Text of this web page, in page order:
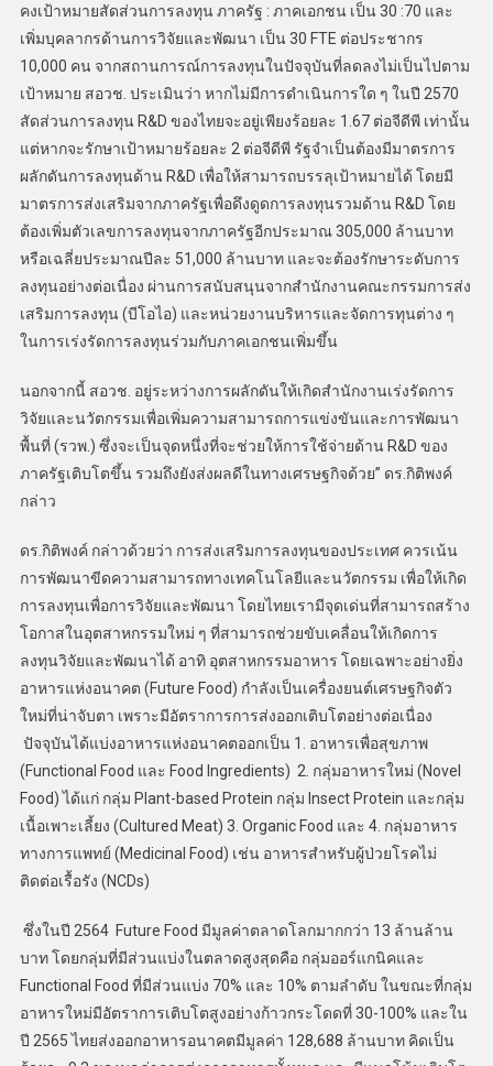
คงเป้าหมายสัดส่วนการลงทุน ภาครัฐ : ภาคเอกชน เป็น 30 :70 และ
เพิ่มบุคลากรด้านการวิจัยและพัฒนา เป็น 30 FTE ต่อประชากร
10,000 คน จากสถานการณ์การลงทุนในปัจจุบันที่ลดลงไม่เป็นไปตาม
เป้าหมาย สอวช. ประเมินว่า หากไม่มีการดำเนินการใด ๆ ในปี 2570
สัดส่วนการลงทุน R&D ของไทยจะอยู่เพียงร้อยละ 1.67 ต่อจีดีพี เท่านั้น
แต่หากจะรักษาเป้าหมายร้อยละ 2 ต่อจีดีพี รัฐจำเป็นต้องมีมาตรการ
ผลักดันการลงทุนด้าน R&D เพื่อให้สามารถบรรลุเป้าหมายได้ โดยมี
มาตรการส่งเสริมจากภาครัฐเพื่อดึงดูดการลงทุนรวมด้าน R&D โดย
ต้องเพิ่มตัวเลขการลงทุนจากภาครัฐอีกประมาณ 305,000 ล้านบาท
หรือเฉลี่ยประมาณปีละ 51,000 ล้านบาท และจะต้องรักษาระดับการ
ลงทุนอย่างต่อเนื่อง ผ่านการสนับสนุนจากสำนักงานคณะกรรมการส่ง
เสริมการลงทุน (บีโอไอ) และหน่วยงานบริหารและจัดการทุนต่าง ๆ
ในการเร่งรัดการลงทุนร่วมกับภาคเอกชนเพิ่มขึ้น
นอกจากนี้ สอวช. อยู่ระหว่างการผลักดันให้เกิดสำนักงานเร่งรัดการ
วิจัยและนวัตกรรมเพื่อเพิ่มความสามารถการแข่งขันและการพัฒนา
พื้นที่ (รวพ.) ซึ่งจะเป็นจุดหนึ่งที่จะช่วยให้การใช้จ่ายด้าน R&D ของ
ภาครัฐเติบโตขึ้น รวมถึงยังส่งผลดีในทางเศรษฐกิจด้วย” ดร.กิติพงค์
กล่าว
ดร.กิติพงค์ กล่าวด้วยว่า การส่งเสริมการลงทุนของประเทศ ควรเน้น
การพัฒนาขีดความสามารถทางเทคโนโลยีและนวัตกรรม เพื่อให้เกิด
การลงทุนเพื่อการวิจัยและพัฒนา โดยไทยเรามีจุดเด่นที่สามารถสร้าง
โอกาสในอุตสาหกรรมใหม่ ๆ ที่สามารถช่วยขับเคลื่อนให้เกิดการ
ลงทุนวิจัยและพัฒนาได้ อาทิ อุตสาหกรรมอาหาร โดยเฉพาะอย่างยิ่ง
อาหารแห่งอนาคต (Future Food) กำลังเป็นเครื่องยนต์เศรษฐกิจตัว
ใหม่ที่น่าจับตา เพราะมีอัตราการการส่งออกเติบโตอย่างต่อเนื่อง
ปัจจุบันได้แบ่งอาหารแห่งอนาคตออกเป็น 1. อาหารเพื่อสุขภาพ
(Functional Food และ Food Ingredients) 2. กลุ่มอาหารใหม่ (Novel
Food) ได้แก่ กลุ่ม Plant-based Protein กลุ่ม Insect Protein และกลุ่ม
เนื้อเพาะเลี้ยง (Cultured Meat) 3. Organic Food และ 4. กลุ่มอาหาร
ทางการแพทย์ (Medicinal Food) เช่น อาหารสำหรับผู้ป่วยโรคไม่
ติดต่อเรื้อรัง (NCDs)
ซึ่งในปี 2564 Future Food มีมูลค่าตลาดโลกมากกว่า 13 ล้านล้าน
บาท โดยกลุ่มที่มีส่วนแบ่งในตลาดสูงสุดคือ กลุ่มออร์แกนิคและ
Functional Food ที่มีส่วนแบ่ง 70% และ 10% ตามลำดับ ในขณะที่กลุ่ม
อาหารใหม่มีอัตราการเติบโตสูงอย่างก้าวกระโดดที่ 30-100% และใน
ปี 2565 ไทยส่งออกอาหารอนาคตมีมูลค่า 128,688 ล้านบาท คิดเป็น